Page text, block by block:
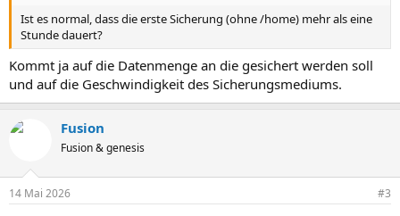
Ist es normal, dass die erste Sicherung (ohne /home) mehr als eine
Stunde dauert?
Kommt ja auf die Datenmenge an die gesichert werden soll
und auf die Geschwindigkeit des Sicherungsmediums.
Fusion
Fusion & genesis
14 Mai 2026 #3